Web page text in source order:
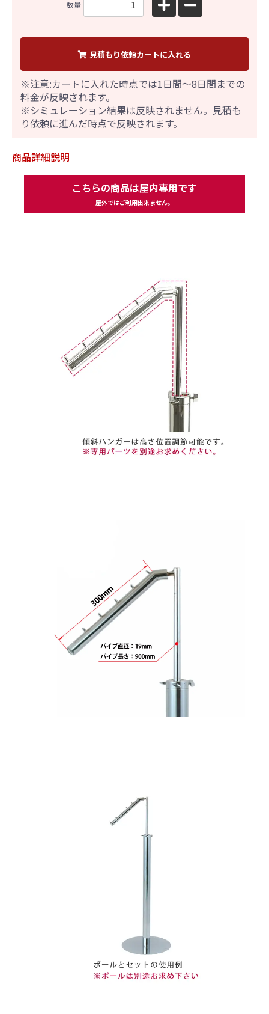
数量
見積もり依頼カートに入れる
※注意:カートに入れた時点では1日間～8日間までの
料金が反映されます。
※シミュレーション結果は反映されません。見積も
り依頼に進んだ時点で反映されます。
商品詳細説明
こちらの商品は屋内専用です
屋外ではご利用出来ません。